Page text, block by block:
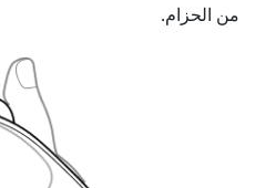
من الحزام.